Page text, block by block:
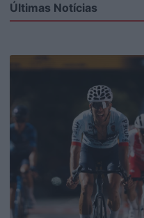
Últimas Notícias